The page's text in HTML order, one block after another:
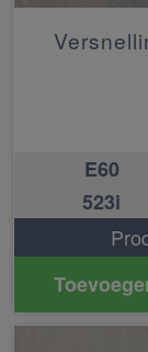
E60
523i